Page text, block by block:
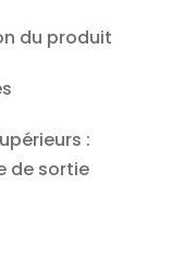
du produit
:
de sortie